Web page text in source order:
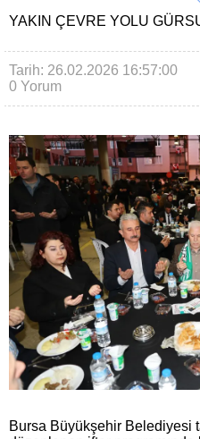
YAKIN ÇEVRE YOLU
Tarih: 26.02.2026 16:57:00
0 Yorum
Bursa Büyükşehir Belediyesi